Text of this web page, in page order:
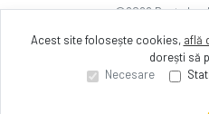
©2026Dante
Site creat în
Acest site folosește cookies, află
dorești să
Necesare